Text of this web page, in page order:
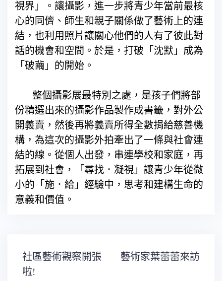
視界」。讓攝影，進一步將青少年當前最核
心的同儕、師生和親子關係做了藝術上的連
結，也利用照片讓關心他們的人有了彼此對
話的機會和空間。於是，打破「沈默」成為
「破繭」的開始。
整個攝影展最特別之處，是孩子們將部
份精選出來的攝影作品製作成書籤，對外公
開義賣，然後再將義賣所得全數捐給慈善機
構，為這次的攝影外拍牽出了一條與社會連
結的線。從個人出發，串連學校和家庭，再
拓展到社會，「尋找．凝視」讓青少年從微
小的「施．給」經驗中，思考和建構生命的
意義和價值。
文
章
導
社區藝術觀察開張
啦!
藝術家葉蕾蕾來訪